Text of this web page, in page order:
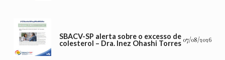
SBACV-SP alerta sobre o excesso de
colesterol – Dra. Inez Ohashi Torres 07/08/2026